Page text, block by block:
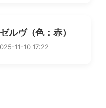
ルヴ（色：赤）
11-10 17:22